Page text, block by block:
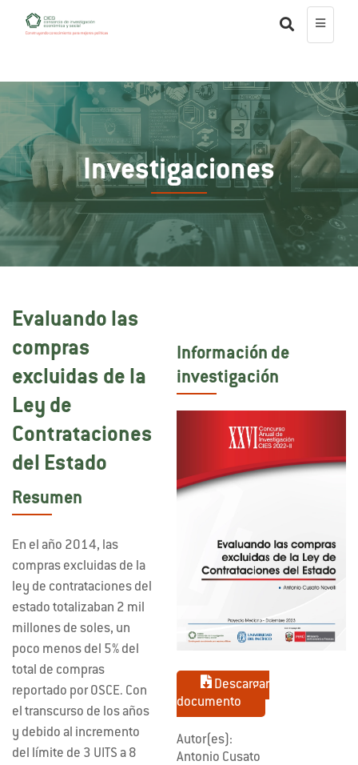
Investigaciones
Evaluando las
compras
excluidas de la
Ley de
Contrataciones
del Estado
Resumen
En el año 2014, las
compras excluidas de la
ley de contrataciones del
estado totalizaban 2 mil
millones de soles, un
poco menos del 5% del
total de compras
reportado por OSCE. Con
el transcurso de los años
y debido al incremento
del límite de 3 UITS a 8
Información de
investigación
Descargar
documento
Autor(es):
Antonio Cusato